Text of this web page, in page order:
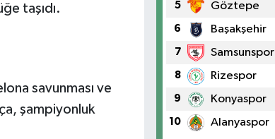
taşıdı.
savunması ve
şampiyonluk
5 Göztepe
6 Başakşehir
7 Samsunspor
8 Rizespor
9 Konyaspor
10 Alanyaspor